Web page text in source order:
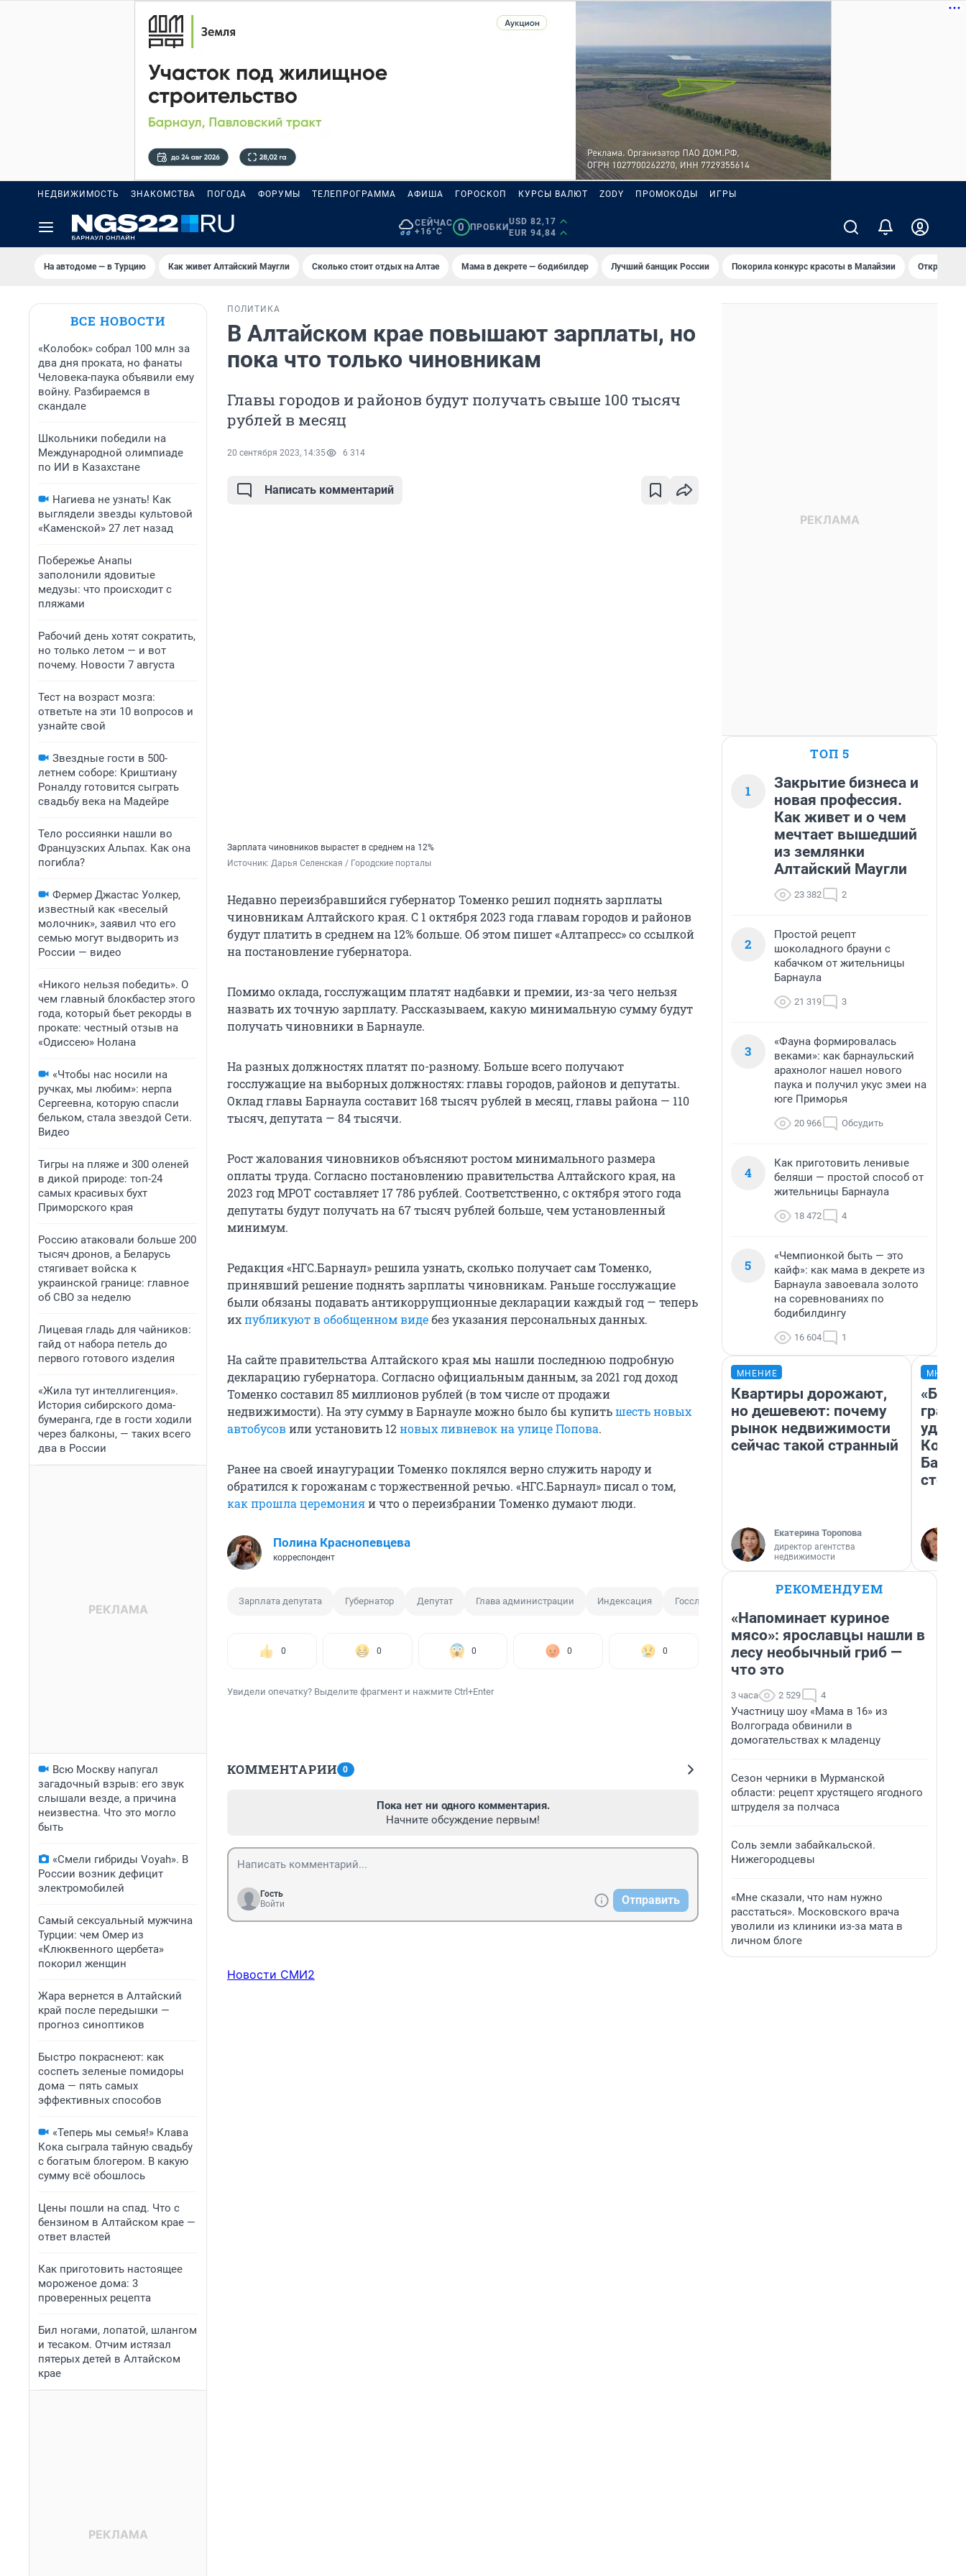
НЕДВИЖИМОСТЬ ЗНАКОМСТВА ПОГОДА ФОРУМЫ ТЕЛЕПРОГРАММА АФИША ГОРОСКОП КУРСЫ ВАЛЮТ ZODY ПРОМОКОДЫ ИГРЫ
СЕЙЧАС
+16°C
0 ПРОБКИ
USD 82,17
EUR 94,84
На автодоме — в Турцию Как живет Алтайский Маугли Сколько стоит отдых на Алтае Мама в декрете — бодибилдер Лучший банщик России Покорила конкурс красоты в Малайзии Открыл
ВСЕ НОВОСТИ
«Колобок» собрал 100 млн за
два дня проката, но фанаты
Человека-паука объявили ему
войну. Разбираемся в
скандале
Школьники победили на
Международной олимпиаде
по ИИ в Казахстане
Нагиева не узнать! Как
выглядели звезды культовой
«Каменской» 27 лет назад
Побережье Анапы
заполонили ядовитые
медузы: что происходит с
пляжами
Рабочий день хотят сократить,
но только летом — и вот
почему. Новости 7 августа
Тест на возраст мозга:
ответьте на эти 10 вопросов и
узнайте свой
Звездные гости в 500-
летнем соборе: Криштиану
Роналду готовится сыграть
свадьбу века на Мадейре
Тело россиянки нашли во
Французских Альпах. Как она
погибла?
Фермер Джастас Уолкер,
известный как «веселый
молочник», заявил что его
семью могут выдворить из
России — видео
«Никого нельзя победить». О
чем главный блокбастер этого
года, который бьет рекорды в
прокате: честный отзыв на
«Одиссею» Нолана
«Чтобы нас носили на
ручках, мы любим»: нерпа
Сергеевна, которую спасли
бельком, стала звездой Сети.
Видео
Тигры на пляже и 300 оленей
в дикой природе: топ-24
самых красивых бухт
Приморского края
Россию атаковали больше 200
тысяч дронов, а Беларусь
стягивает войска к
украинской границе: главное
об СВО за неделю
Лицевая гладь для чайников:
гайд от набора петель до
первого готового изделия
«Жила тут интеллигенция».
История сибирского дома-
бумеранга, где в гости ходили
через балконы, — таких всего
два в России
Всю Москву напугал
загадочный взрыв: его звук
слышали везде, а причина
неизвестна. Что это могло
быть
«Смели гибриды Voyah». В
России возник дефицит
электромобилей
Самый сексуальный мужчина
Турции: чем Омер из
«Клюквенного щербета»
покорил женщин
Жара вернется в Алтайский
край после передышки —
прогноз синоптиков
Быстро покраснеют: как
соспеть зеленые помидоры
дома — пять самых
эффективных способов
«Теперь мы семья!» Клава
Кока сыграла тайную свадьбу
с богатым блогером. В какую
сумму всё обошлось
Цены пошли на спад. Что с
бензином в Алтайском крае —
ответ властей
Как приготовить настоящее
мороженое дома: 3
проверенных рецепта
Бил ногами, лопатой, шлангом
и тесаком. Отчим истязал
пятерых детей в Алтайском
крае
ПОЛИТИКА
В Алтайском крае повышают зарплаты, но
пока что только чиновникам
Главы городов и районов будут получать свыше 100 тысяч
рублей в месяц
20 сентября 2023, 14:35 6 314
Написать комментарий
Зарплата чиновников вырастет в среднем на 12%
Источник: Дарья Селенская / Городские порталы
Недавно переизбравшийся губернатор Томенко решил поднять зарплаты
чиновникам Алтайского края. С 1 октября 2023 года главам городов и районов
будут платить в среднем на 12% больше. Об этом пишет «Алтапресс» со ссылкой
на постановление губернатора.
Помимо оклада, госслужащим платят надбавки и премии, из-за чего нельзя
назвать их точную зарплату. Рассказываем, какую минимальную сумму будут
получать чиновники в Барнауле.
На разных должностях платят по-разному. Больше всего получают
госслужащие на выборных должностях: главы городов, районов и депутаты.
Оклад главы Барнаула составит 168 тысяч рублей в месяц, главы района — 110
тысяч, депутата — 84 тысячи.
Рост жалования чиновников объясняют ростом минимального размера
оплаты труда. Согласно постановлению правительства Алтайского края, на
2023 год МРОТ составляет 17 786 рублей. Соответственно, с октября этого года
депутаты будут получать на 67 тысяч рублей больше, чем установленный
минимум.
Редакция «НГС.Барнаул» решила узнать, сколько получает сам Томенко,
принявший решение поднять зарплаты чиновникам. Раньше госслужащие
были обязаны подавать антикоррупционные декларации каждый год — теперь
ихпубликуют в обобщенном видебез указания персональных данных.
На сайте правительства Алтайского края мы нашли последнюю подробную
декларацию губернатора. Согласно официальным данным, за 2021 год доход
Томенко составил 85 миллионов рублей (в том числе от продажи
недвижимости). На эту сумму в Барнауле можно было бы купитьшесть новых
автобусовили установить 12новых ливневок на улице Попова.
Ранее на своей инаугурации Томенко поклялся верно служить народу и
обратился к горожанам с торжественной речью. «НГС.Барнаул» писал о том,
как прошла церемонияи что о переизбрании Томенко думают люди.
Полина Краснопевцева
корреспондент
Зарплата депутата Губернатор Депутат Глава администрации Индексация Госслужащий
0 0 0 0 0
Увидели опечатку? Выделите фрагмент и нажмите Ctrl+Enter
КОММЕНТАРИИ 0
Пока нет ни одного комментария.
Начните обсуждение первым!
Гость
Войти
Отправить
Новости СМИ2
ТОП 5
1
Закрытие бизнеса и
новая профессия.
Как живет и о чем
мечтает вышедший
из землянки
Алтайский Маугли
23 382 2
2
Простой рецепт
шоколадного брауни с
кабачком от жительницы
Барнаула
21 319 3
3
«Фауна формировалась
веками»: как барнаульский
арахнолог нашел нового
паука и получил укус змеи на
юге Приморья
20 966 Обсудить
4
Как приготовить ленивые
беляши — простой способ от
жительницы Барнаула
18 472 4
5
«Чемпионкой быть — это
кайф»: как мама в декрете из
Барнаула завоевала золото
на соревнованиях по
бодибилдингу
16 604 1
МНЕНИЕ
Квартиры дорожают,
но дешевеют: почему
рынок недвижимости
сейчас такой странный
Екатерина Торопова
директор агентства
недвижимости
РЕКОМЕНДУЕМ
«Напоминает куриное
мясо»: ярославцы нашли в
лесу необычный гриб —
что это
3 часа 2 529 4
Участницу шоу «Мама в 16» из
Волгограда обвинили в
домогательствах к младенцу
Сезон черники в Мурманской
области: рецепт хрустящего ягодного
штруделя за полчаса
Соль земли забайкальской.
Нижегородцевы
«Мне сказали, что нам нужно
расстаться». Московского врача
уволили из клиники из-за мата в
личном блоге